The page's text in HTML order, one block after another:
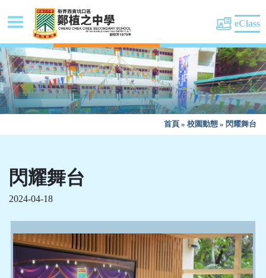
eClass
首頁 » 校園動態 » 閃耀舞台
閃耀舞台
2024-04-18